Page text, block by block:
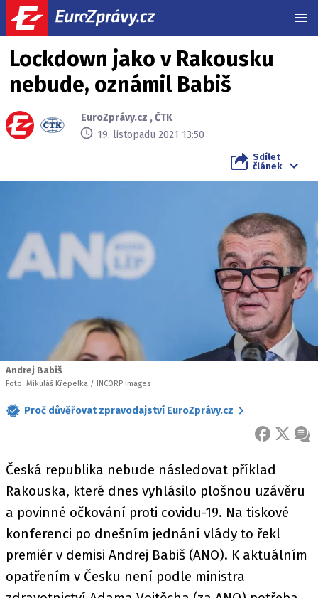
Lockdown jako v Rakousku
nebude, oznámil Babiš
EuroZprávy.cz ,ČTK
19. listopadu 2021 13:50
Sdílet
článek
Andrej Babiš
Foto: Mikuláš Křepelka / INCORP images
Proč důvěřovat zpravodajství EuroZprávy.cz
FACEBOOK
X
Česká republika nebude následovat příklad
Rakouska, které dnes vyhlásilo plošnou uzávěru
a povinné očkování proti covidu-19. Na tiskové
konferenci po dnešním jednání vlády to řekl
premiér v demisi Andrej Babiš (ANO). K aktuálním
opatřením v Česku není podle ministra